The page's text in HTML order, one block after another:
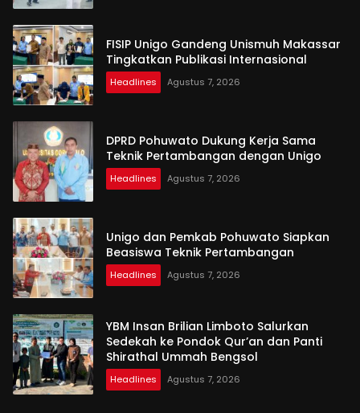
FISIP Unigo Gandeng Unismuh Makassar
Tingkatkan Publikasi Internasional
Headlines Agustus 7, 2026
DPRD Pohuwato Dukung Kerja Sama
Teknik Pertambangan dengan Unigo
Headlines Agustus 7, 2026
Unigo dan Pemkab Pohuwato Siapkan
Beasiswa Teknik Pertambangan
Headlines Agustus 7, 2026
YBM Insan Brilian Limboto Salurkan
Sedekah ke Pondok Qur’an dan Panti
Shirathal Ummah Bengsol
Headlines Agustus 7, 2026